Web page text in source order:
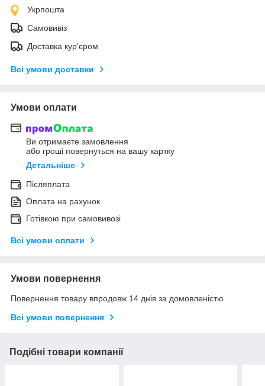
Укрпошта
Самовивіз
Доставка кур'єром
Всі умови доставки
Умови оплати
Ви отримаєте замовлення
або гроші повернуться на вашу картку
Детальніше
Післяплата
Оплата на рахунок
Готівкою при самовивозі
Всі умови оплати
Умови повернення
Повернення товару впродовж 14 днів за домовленістю
Всі умови повернення
Подібні товари компанії